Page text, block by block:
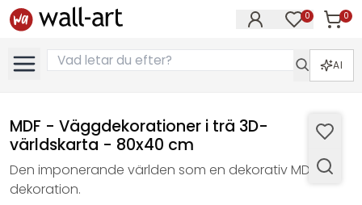
0 0
AI
MDF - Väggdekorationer i trä 3D-
världskarta - 80x40 cm
Den imponerande världen som en dekorativ MDF-
dekoration.